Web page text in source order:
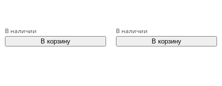
В наличии В наличии